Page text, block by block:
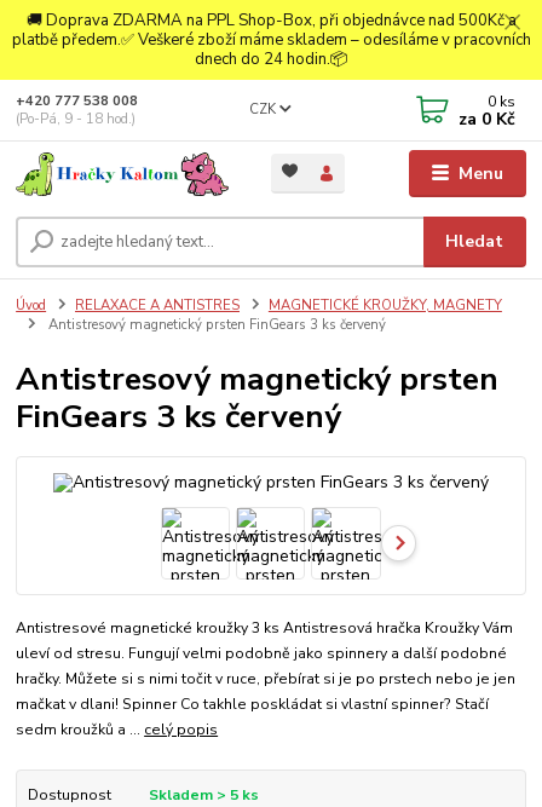
🚚 Doprava ZDARMA na PPL Shop-Box, při objednávce nad 500Kč a
platbě předem.✅ Veškeré zboží máme skladem – odesíláme v pracovních
dnech do 24 hodin.📦
Menu
CZK
Hledat
+420 777 538 008
(Po-Pá, 9 - 18 hod.)
0 ks
za 0 Kč
Úvod RELAXACE A ANTISTRES
MAGNETICKÉ KROUŽKY, MAGNETY
Antistresový magnetický prsten FinGears 3 ks červený
Antistresový magnetický prsten
FinGears 3 ks červený
Antistresové magnetické kroužky 3 ks Antistresová hračka Kroužky Vám
uleví od stresu. Fungují velmi podobně jako spinnery a další podobné
hračky. Můžete si s nimi točit v ruce, přebírat si je po prstech nebo je jen
mačkat v dlani! Spinner Co takhle poskládat si vlastní spinner? Stačí
sedm kroužků a ... celý popis
Dostupnost Skladem > 5 ks